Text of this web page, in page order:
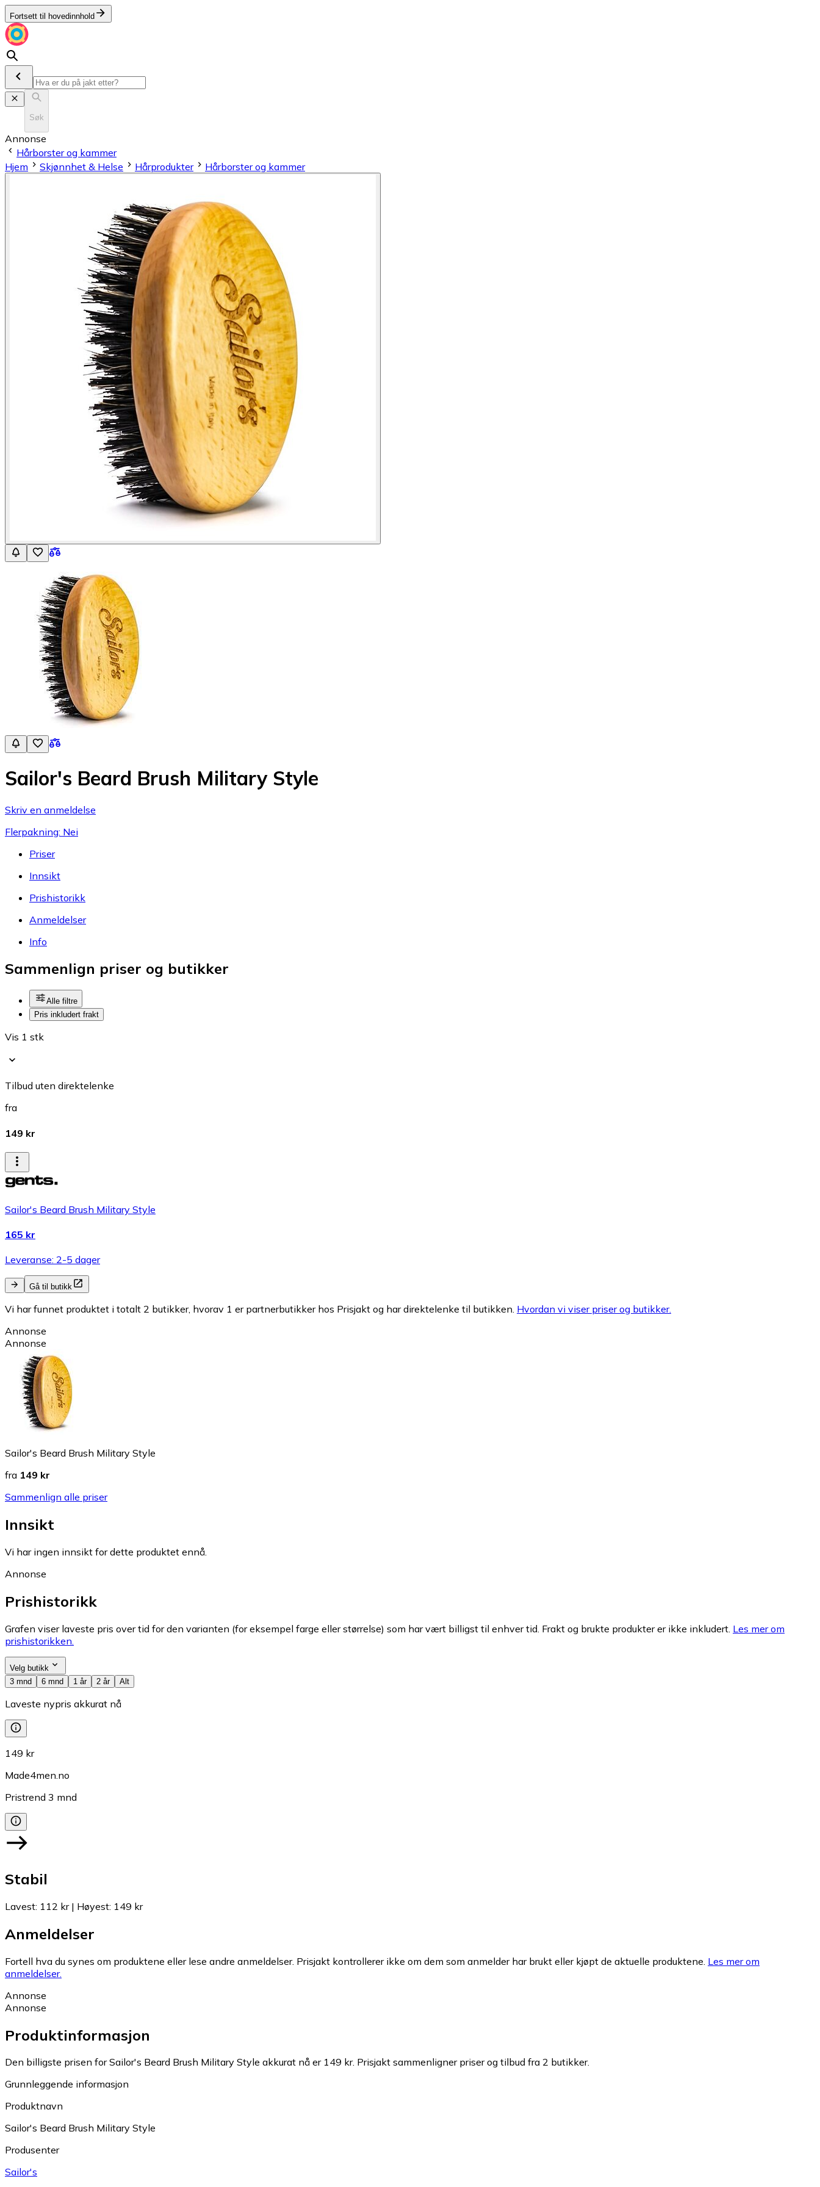
Fortsett til hovedinnhold
Søk
Annonse
Hårborster og kammer
Hjem
Skjønnhet & Helse Hårprodukter Hårborster og kammer
Sailor's Beard Brush Military Style
Skriv en anmeldelse
Flerpakning: Nei
Priser
Innsikt
Prishistorikk
Anmeldelser
Info
Sammenlign priser og butikker
Alle filtre
Pris inkludert frakt
Vis 1 stk
Tilbud uten direktelenke
fra
149 kr
Sailor's Beard Brush Military Style
165 kr
Leveranse: 2-5 dager
Gå til butikk
Vi har funnet produktet i totalt 2 butikker, hvorav 1 er partnerbutikker hos Prisjakt og har direktelenke til butikken. Hvordan vi viser priser og butikker.
Annonse
Annonse
Sailor's Beard Brush Military Style
fra 149 kr
Sammenlign alle priser
Innsikt
Vi har ingen innsikt for dette produktet ennå.
Annonse
Prishistorikk
Grafen viser laveste pris over tid for den varianten (for eksempel farge eller størrelse) som har vært billigst til enhver tid. Frakt og brukte produkter er ikke inkludert. Les mer om
prishistorikken.
Velg butikk
3 mnd
6 mnd 1 år 2 år Alt
Laveste nypris akkurat nå
149 kr
Made4men.no
Pristrend 3 mnd
Stabil
Lavest: 112 kr| Høyest: 149 kr
Anmeldelser
Fortell hva du synes om produktene eller lese andre anmeldelser. Prisjakt kontrollerer ikke om dem som anmelder har brukt eller kjøpt de aktuelle produktene. Les mer om
anmeldelser.
Annonse
Annonse
Produktinformasjon
Den billigste prisen for Sailor's Beard Brush Military Style akkurat nå er 149 kr. Prisjakt sammenligner priser og tilbud fra 2 butikker.
Grunnleggende informasjon
Produktnavn
Sailor's Beard Brush Military Style
Produsenter
Sailor's